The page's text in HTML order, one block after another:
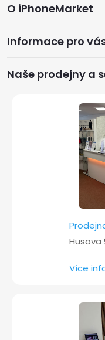
á
p
a
O iPhoneMarket
Informace pro
Naše prodejny a
Husova
Více